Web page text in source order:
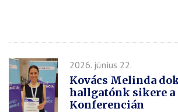
2026. június 22.
Kovács Melinda
hallgatónk sikere a
Konferencián